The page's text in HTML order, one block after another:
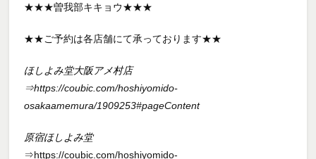
★★★曽我部キキョウ★★★
★★ご予約は各店舗にて承っております★★
ほしよみ堂大阪アメ村店
⇒https://coubic.com/hoshiyomido-
osakaamemura/1909253#pageContent
原宿ほしよみ堂
⇒https://coubic.com/hoshiyomido-